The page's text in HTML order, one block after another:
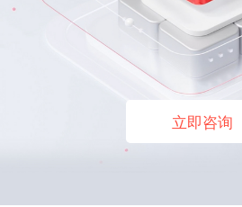
立即咨询